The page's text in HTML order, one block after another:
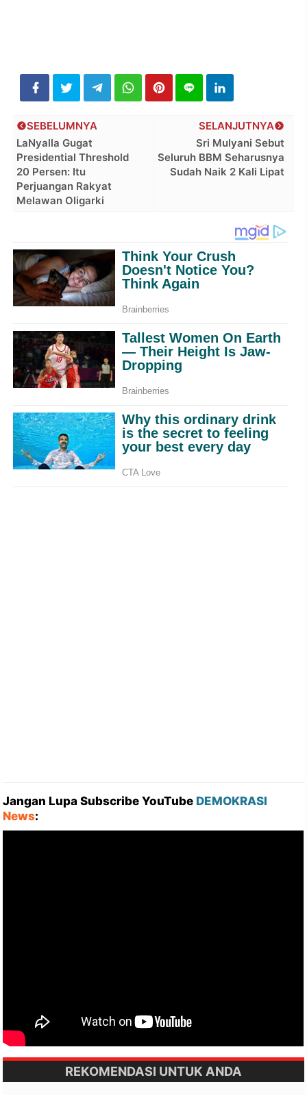
SELANJUTNYA
Sri Mulyani Sebut
Seluruh BBM Seharusnya
Sudah Naik 2 Kali Lipat
SEBELUMNYA
LaNyalla Gugat
Presidential Threshold
20 Persen: Itu
Perjuangan Rakyat
Melawan Oligarki
Jangan Lupa Subscribe YouTube DEMOKRASI
News:
REKOMENDASI UNTUK ANDA